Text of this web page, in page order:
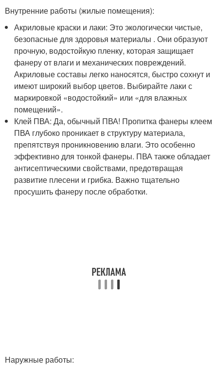
Внутренние работы (жилые помещения):
Акриловые краски и лаки: Это экологически чистые,
безопасные для здоровья материалы . Они образуют
прочную, водостойкую пленку, которая защищает
фанеру от влаги и механических повреждений.
Акриловые составы легко наносятся, быстро сохнут и
имеют широкий выбор цветов. Выбирайте лаки с
маркировкой «водостойкий» или «для влажных
помещений».
Клей ПВА: Да, обычный ПВА! Пропитка фанеры клеем
ПВА глубоко проникает в структуру материала,
препятствуя проникновению влаги. Это особенно
эффективно для тонкой фанеры. ПВА также обладает
антисептическими свойствами, предотвращая
развитие плесени и грибка. Важно тщательно
просушить фанеру после обработки.
Наружные работы: